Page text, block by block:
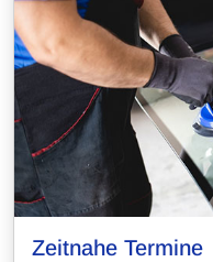
Zeitnahe Termine